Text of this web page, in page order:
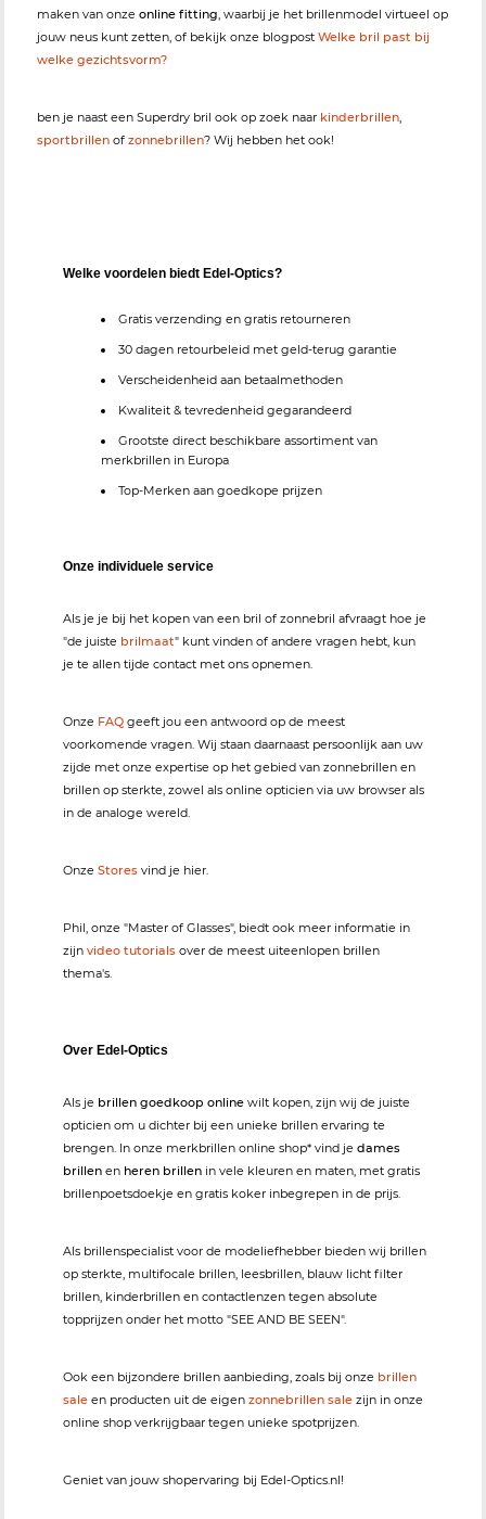
maken van onze online fitting, waarbij je het brillenmodel virtueel op
jouw neus kunt zetten, of bekijk onze blogpost Welke bril past bij
welke gezichtsvorm?
ben je naast een Superdry bril ook op zoek naar kinderbrillen,
sportbrillen of zonnebrillen? Wij hebben het ook!
Welke voordelen biedt Edel-Optics?
Gratis verzending en gratis retourneren
30 dagen retourbeleid met geld-terug garantie
Verscheidenheid aan betaalmethoden
Kwaliteit & tevredenheid gegarandeerd
Grootste direct beschikbare assortiment van
merkbrillen in Europa
Top-Merken aan goedkope prijzen
Onze individuele service
Als je je bij het kopen van een bril of zonnebril afvraagt hoe je
"de juiste brilmaat" kunt vinden of andere vragen hebt, kun
je te allen tijde contact met ons opnemen.
Onze FAQ geeft jou een antwoord op de meest
voorkomende vragen. Wij staan daarnaast persoonlijk aan uw
zijde met onze expertise op het gebied van zonnebrillen en
brillen op sterkte, zowel als online opticien via uw browser als
in de analoge wereld.
Onze Stores vind je hier.
Phil, onze "Master of Glasses", biedt ook meer informatie in
zijn video tutorials over de meest uiteenlopen brillen
thema's.
Over Edel-Optics
Als je brillen goedkoop online wilt kopen, zijn wij de juiste
opticien om u dichter bij een unieke brillen ervaring te
brengen. In onze merkbrillen online shop* vind je dames
brillen en heren brillen in vele kleuren en maten, met gratis
brillenpoetsdoekje en gratis koker inbegrepen in de prijs.
Als brillenspecialist voor de modeliefhebber bieden wij brillen
op sterkte, multifocale brillen, leesbrillen, blauw licht filter
brillen, kinderbrillen en contactlenzen tegen absolute
topprijzen onder het motto "SEE AND BE SEEN".
Ook een bijzondere brillen aanbieding, zoals bij onze brillen
sale en producten uit de eigen zonnebrillen sale zijn in onze
online shop verkrijgbaar tegen unieke spotprijzen.
Geniet van jouw shopervaring bij Edel-Optics.nl!